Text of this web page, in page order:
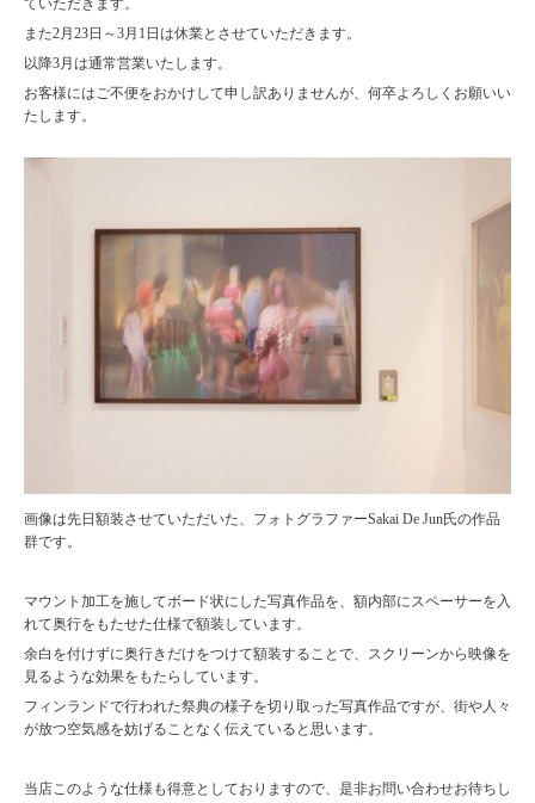
ていただきます。
また2月23日～3月1日は休業とさせていただきます。
以降3月は通常営業いたします。
お客様にはご不便をおかけして申し訳ありませんが、何卒よろしくお願いい
たします。
画像は先日額装させていただいた、フォトグラファーSakai De Jun氏の作品
群です。
マウント加工を施してボード状にした写真作品を、額内部にスペーサーを入
れて奥行をもたせた仕様で額装しています。
余白を付けずに奥行きだけをつけて額装することで、スクリーンから映像を
見るような効果をもたらしています。
フィンランドで行われた祭典の様子を切り取った写真作品ですが、街や人々
が放つ空気感を妨げることなく伝えていると思います。
当店このような仕様も得意としておりますので、是非お問い合わせお待ちし